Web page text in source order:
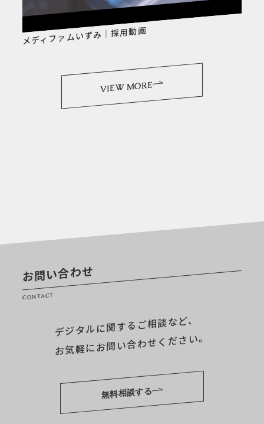
メディファムいずみ｜採用動画
VIEW MORE
お問い合わせ
CONTACT
デジタルに関するご相談など、
お気軽にお問い合わせください。
無料相談する